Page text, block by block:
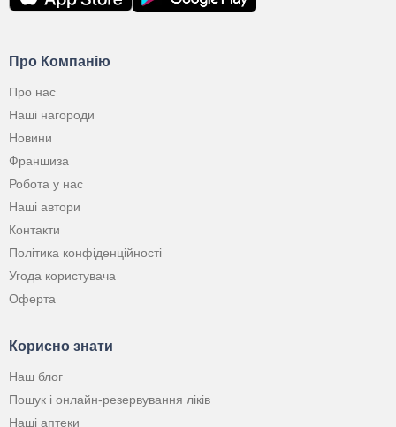
Про Компанію
Про нас
Наші нагороди
Новини
Франшиза
Робота у нас
Наші автори
Контакти
Політика конфіденційності
Угода користувача
Оферта
Корисно знати
Наш блог
Пошук і онлайн-резервування ліків
Наші аптеки